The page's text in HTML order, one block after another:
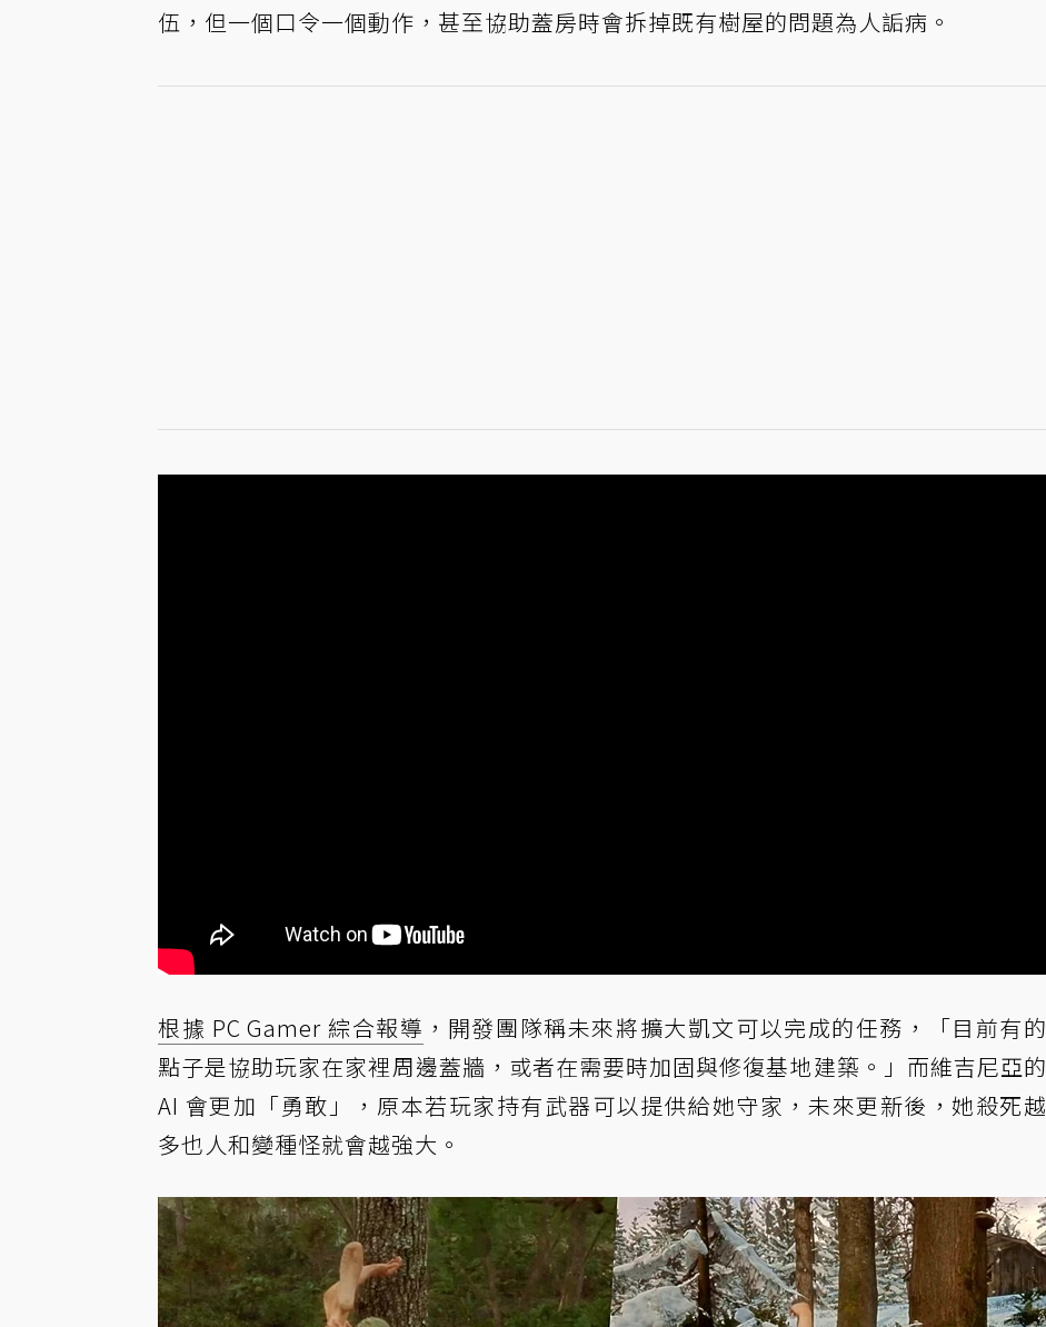
伍，但一個口令一個動作，甚至協助蓋房時會拆掉既有樹屋的問題為人詬病。
根據 PC Gamer 綜合報導 ，開發團隊稱未來將擴大凱文可以完成的任務，「目前有的
點子是協助玩家在家裡周邊蓋牆，或者在需要時加固與修復基地建築。」而維吉尼亞的
AI 會更加「勇敢」，原本若玩家持有武器可以提供給她守家，未來更新後，她殺死越
多也人和變種怪就會越強大。